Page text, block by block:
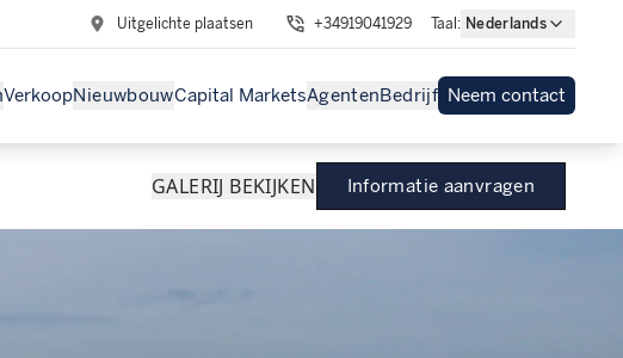
Uitgelichte plaatsen +34919041929 Taal : Nederlands
VerkoopNieuwbouwCapital MarketsAgentenBedrijf Neem contact
GALERIJ BEKIJKEN Informatie aanvragen